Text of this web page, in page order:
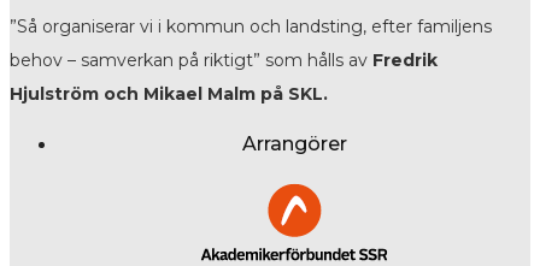
”Så organiserar vi i kommun och landsting, efter familjens
behov – samverkan på riktigt” som hålls av Fredrik
Hjulström och Mikael Malm på SKL.
Arrangörer